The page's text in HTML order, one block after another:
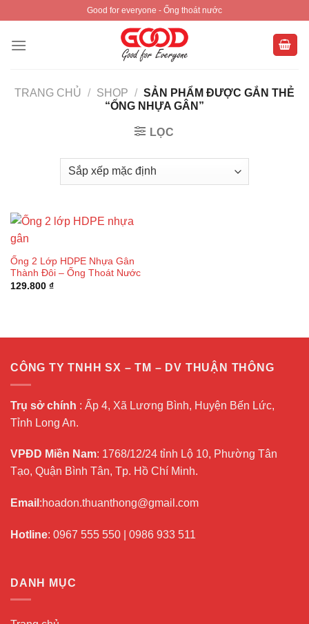
content
Good for everyone - Ống thoát nước
TRANG CHỦ / SHOP / SẢN PHẨM ĐƯỢC GẮN THẺ
“ỐNG NHỰA GÂN”
LỌC
Ống 2 Lớp HDPE Nhựa Gân
Thành Đôi – Ống Thoát Nước
129.800 ₫
CÔNG TY TNHH SX – TM – DV THUẬN THÔNG
Trụ sở chính : Ấp 4, Xã Lương Bình, Huyện Bến Lức,
Tỉnh Long An.
VPĐD Miền Nam: 1768/12/24 tỉnh Lộ 10, Phường Tân
Tạo, Quận Bình Tân, Tp. Hồ Chí Minh.
Email :hoadon.thuanthong@gmail.com
Hotline: 0967 555 550 0986 933 511
DANH MỤC